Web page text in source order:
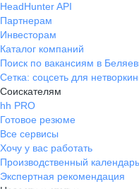
HeadHunter API
Партнерам
Инвесторам
Каталог компаний
Поиск по вакансиям в
Сетка: соцсеть для
Соискателям
hh PRO
Готовое резюме
Все сервисы
Хочу у вас работать
Производственный календарь
Экспертная рекомендация